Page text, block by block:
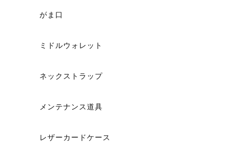
がま口
ミドルウォレット
ネックストラップ
メンテナンス道具
レザーカードケース